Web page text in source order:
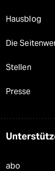
Hausblog
Die
Stellen
Presse
abo